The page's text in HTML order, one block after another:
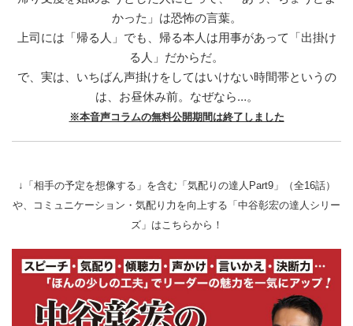
かった」は恐怖の言葉。
上司には「帰る人」でも、帰る本人は用事があって「出掛け
る人」だからだ。
で、実は、いちばん声掛けをしてはいけない時間帯というの
は、お昼休み前。なぜなら…。
※本音声コラムの無料公開期間は終了しました
↓「相手の予定を想像する」を含む「気配りの達人Part9」（全16話）
や、コミュニケーション・気配り力を向上する「中谷彰宏の達人シリー
ズ」はこちらから！